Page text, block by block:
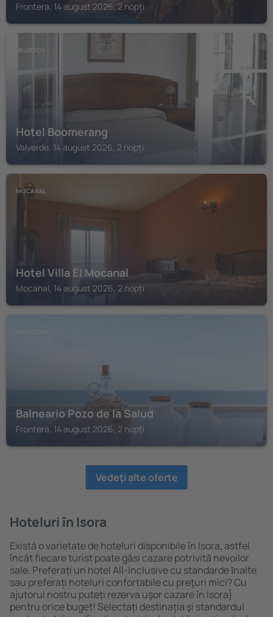
Frontera, 14 august 2026, 2 nopți
VALVERDE
Hotel Boomerang
Valverde, 14 august 2026, 2 nopți
MOCANAL
Hotel Villa El Mocanal
Mocanal, 14 august 2026, 2 nopți
Balneario Pozo de la Salud
Frontera, 14 august 2026, 2 nopți
Vedeţi alte oferte
Hoteluri în Isora
Există o varietate de hoteluri disponibile în Isora, astfel
încât fiecare turist poate găsi cazare potrivită nevoilor
sale. Preferați un hotel All-Inclusive cu standarde ȋnalte
sau preferați hoteluri confortabile cu preţuri mici? Cu
ajutorul nostru puteți rezerva uşor cazare în Isora}
pentru orice buget! Selectați destinația şi standardul